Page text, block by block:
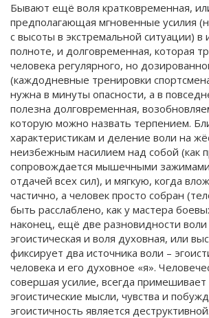
Бывают ещё воля кратковременная,
предполагающая мгновенные усилия
с высоты в экстремальной ситуации) в
полноте, и долговременная, которая
человека регулярного, но
(каждодневные тренировки
нужна в минуты опасности, а в
полезна долговременная,
которую можно назвать терпением.
характеристикам и деление воли на
неизбежным насилием над собой (как
сопровождается мышечными
отдачей всех сил), и мягкую, когда
частично, а человек просто собран
быть расслаблено, как у мастера
наконец, ещё две разновидности воли
эгоистическая и воля духовная, или
фиксирует два источника воли –
человека и его духовное «я».
совершая усилие, всегда примешивает
эгоистические мысли, чувства и
эгоистичность является